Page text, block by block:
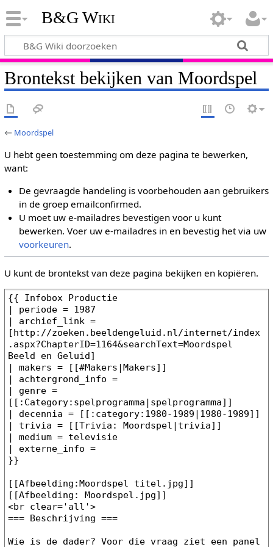
B&G Wiki
Brontekst bekijken van Moordspel
← Moordspel
U hebt geen toestemming om deze pagina te bewerken,
want:
De gevraagde handeling is voorbehouden aan gebruikers
in de groep emailconfirmed.
U moet uw e-mailadres bevestigen voor u kunt
bewerken. Voer uw e-mailadres in en bevestig het via uw
voorkeuren.
U kunt de brontekst van deze pagina bekijken en kopiëren.